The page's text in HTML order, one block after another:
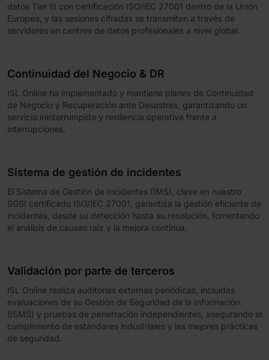
datos Tier III con certificación ISO/IEC 27001 dentro de la Unión
Europea, y las sesiones cifradas se transmiten a través de
servidores en centros de datos profesionales a nivel global.
Continuidad del Negocio & DR
ISL Online ha implementado y mantiene planes de Continuidad
de Negocio y Recuperación ante Desastres, garantizando un
servicio ininterrumpido y resiliencia operativa frente a
interrupciones.
Sistema de gestión de incidentes
El Sistema de Gestión de Incidentes (IMS), clave en nuestro
SGSI certificado ISO/IEC 27001, garantiza la gestión eficiente de
incidentes, desde su detección hasta su resolución, fomentando
el análisis de causas raíz y la mejora continua.
Validación por parte de terceros
ISL Online realiza auditorías externas periódicas, incluidas
evaluaciones de su Gestión de Seguridad de la Información
(ISMS) y pruebas de penetración independientes, asegurando el
cumplimiento de estándares industriales y las mejores prácticas
de seguridad.